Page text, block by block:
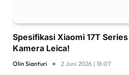
Spesifikasi Xiaomi 17T
Kamera Leica!
Olin Sianturi 2 Juni 2026 | 18:07